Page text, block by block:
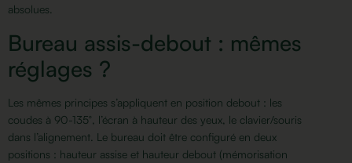
absolues.
Bureau assis-debout : mêmes
réglages ?
Les mêmes principes s’appliquent en position debout : les
coudes à 90-135°, l’écran à hauteur des yeux, le clavier/souris
dans l’alignement. Le bureau doit être configuré en deux
positions : hauteur assise et hauteur debout (mémorisation